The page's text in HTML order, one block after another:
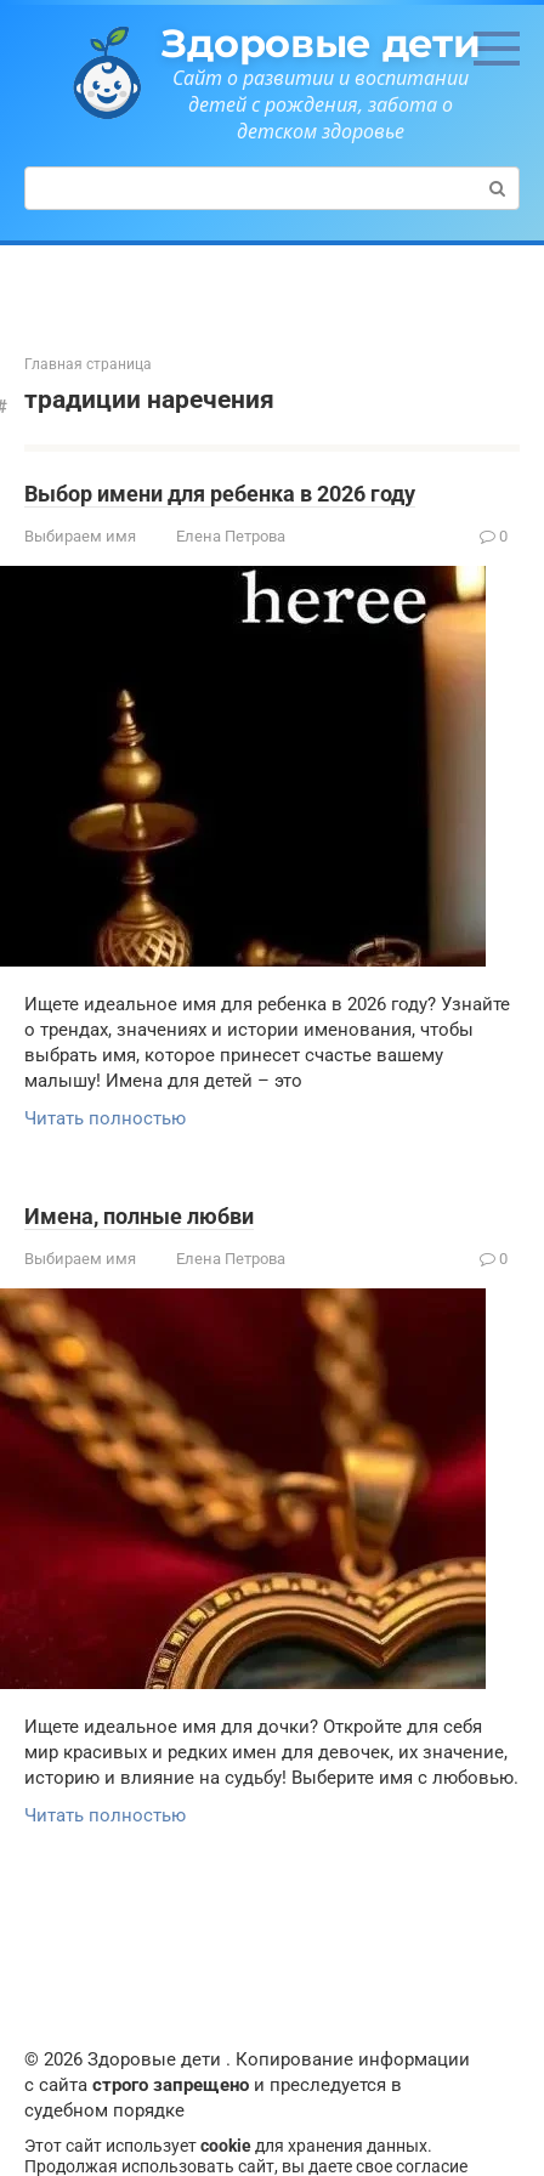
Здоровые дети
Сайт о развитии и воспитании
детей с рождения, забота о
детском здоровье
Поиск:
Главная страница
традиции наречения
Выбор имени для ребенка в 2026 году
Выбираем имя Елена Петрова 0
Ищете идеальное имя для ребенка в 2026 году? Узнайте
о трендах, значениях и истории именования, чтобы
выбрать имя, которое принесет счастье вашему
малышу! Имена для детей – это
Читать полностью
Имена, полные любви
Выбираем имя Елена Петрова 0
Ищете идеальное имя для дочки? Откройте для себя
мир красивых и редких имен для девочек, их значение,
историю и влияние на судьбу! Выберите имя с любовью.
Читать полностью
© 2026 Здоровые дети . Копирование информации
с сайта строго запрещено и преследуется в
судебном порядке
Этот сайт используетcookie для хранения данных.
Продолжая использовать сайт, вы даете свое согласие